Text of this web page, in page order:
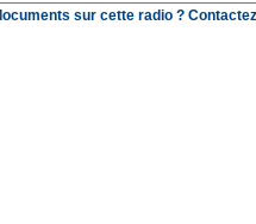
sur cette radio ?